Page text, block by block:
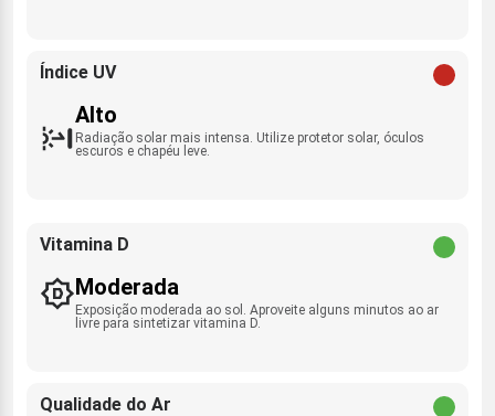
Índice UV
Alto
Radiação solar mais intensa. Utilize protetor solar, óculos
escuros e chapéu leve.
Vitamina D
Moderada
Exposição moderada ao sol. Aproveite alguns minutos ao ar
livre para sintetizar vitamina D.
Qualidade do Ar